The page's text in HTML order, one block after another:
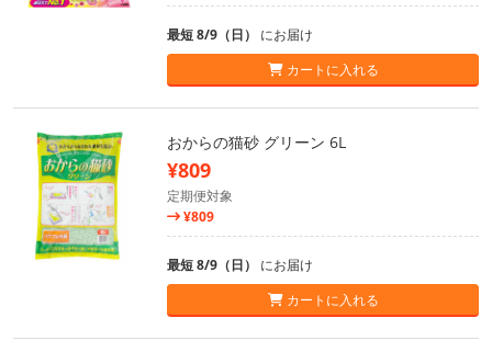
最短 8/9（日） にお届け
カートに入れる
おからの猫砂 グリーン 6L
¥809
定期便対象
¥809
最短 8/9（日） にお届け
カートに入れる